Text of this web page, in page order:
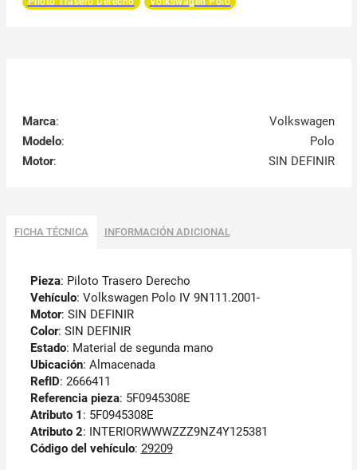
Marca:
Volkswagen
Modelo:
Polo
Motor: SIN DEFINIR
FICHA TÉCNICA INFORMACIÓN ADICIONAL
Pieza: Piloto Trasero Derecho
Vehículo: Volkswagen Polo IV 9N111.2001-
Motor: SIN DEFINIR
Color: SIN DEFINIR
Estado: Material de segunda mano
Ubicación: Almacenada
RefID: 2666411
Referencia pieza: 5F0945308E
Atributo 1 : 5F0945308E
Atributo 2: INTERIORWWWZZZ9NZ4Y125381
Código del vehículo: 29209